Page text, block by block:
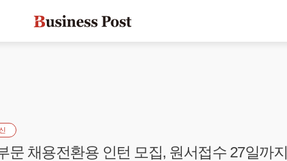
문 채용전환용 인턴 모집, 원서접수 27일까지